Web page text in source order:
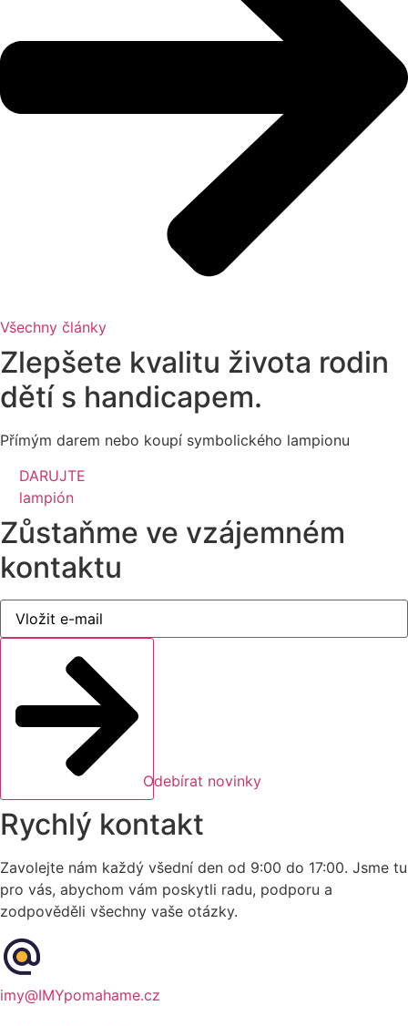
Všechny články
Zlepšete kvalitu života rodin
dětí s handicapem.
Přímým darem nebo koupí symbolického lampionu
DARUJTE
lampión
Zůstaňme ve vzájemném
kontaktu
Odebírat novinky
Rychlý kontakt
Zavolejte nám každý všední den od 9:00 do 17:00. Jsme tu
pro vás, abychom vám poskytli radu, podporu a
zodpověděli všechny vaše otázky.
imy@IMYpomahame.cz